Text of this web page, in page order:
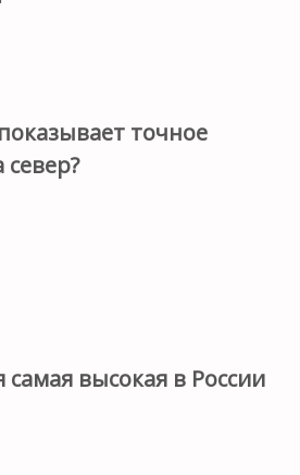
точное
самая высокая в России